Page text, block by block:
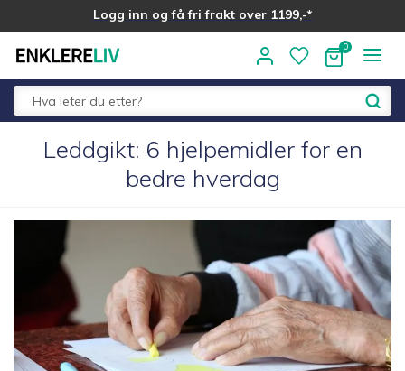
Logg inn og få fri frakt over 1199,-*
Alle kategorier
ut
Sommer ☀️
Best i test
Leddgikt: 6 hjelpemidler for en
bedre hverdag